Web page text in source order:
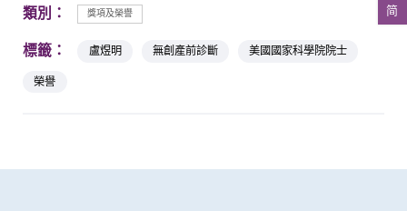
简
類別： 獎項及榮譽
標籤： 盧煜明 無創產前診斷
美國國家科學院院士
榮譽